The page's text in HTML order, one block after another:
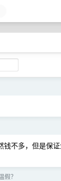
不多，但是保
假？